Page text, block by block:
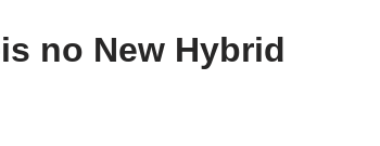
no New Hybrid